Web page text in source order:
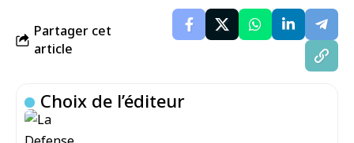
Partager cet
article
Choix de l’éditeur